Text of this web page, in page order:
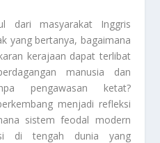
dari masyarakat Inggris
yang bertanya, bagaimana
kerajaan dapat terlibat
manusia dan
pengawasan ketat?
menjadi refleksi
sistem feodal modern
di tengah dunia yang